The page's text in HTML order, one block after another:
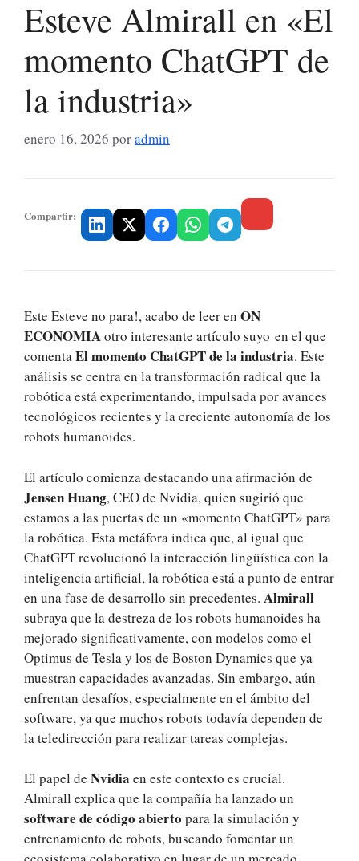
Esteve Almirall en «El
momento ChatGPT de
la industria»
enero 16, 2026 poradmin
Compartir:
Este Esteve no para!, acabo de leer en ON
ECONOMIAotro interesante artículo suyo en el que
comentaEl momento ChatGPT de la industria. Este
análisis se centra en la transformación radical que la
robótica está experimentando, impulsada por avances
tecnológicos recientes y la creciente autonomía de los
robots humanoides.
El artículo comienza destacando una afirmación de
Jensen Huang, CEO de Nvidia, quien sugirió que
estamos a las puertas de un «momento ChatGPT» para
la robótica. Esta metáfora indica que, al igual que
ChatGPT revolucionó la interacción lingüística con la
inteligencia artificial, la robótica está a punto de entrar
en una fase de desarrollo sin precedentes. Almirall
subraya que la destreza de los robots humanoides ha
mejorado significativamente, con modelos como el
Optimus de Tesla y los de Boston Dynamics que ya
muestran capacidades avanzadas. Sin embargo, aún
enfrentan desafíos, especialmente en el ámbito del
software, ya que muchos robots todavía dependen de
la teledirección para realizar tareas complejas.
El papel de Nvidia en este contexto es crucial.
Almirall explica que la compañía ha lanzado un
software de código abierto para la simulación y
entrenamiento de robots, buscando fomentar un